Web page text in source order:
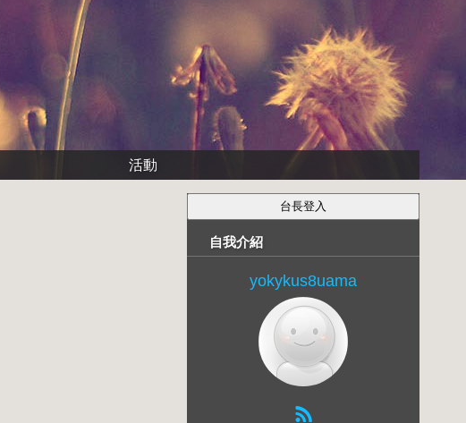
活動
自我介紹
yokykus8uama